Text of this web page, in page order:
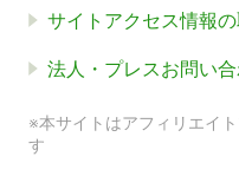
サイトアクセス情報
法人・プレスお問い
※本サイトはアフィリエイ
す